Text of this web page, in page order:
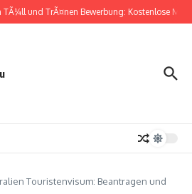
TÃ¼ll und TrÃ¤nen Bewerbung: Kostenlose
Touristenvisum: Beantragen und